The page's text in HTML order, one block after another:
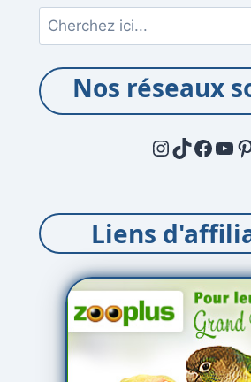
Rechercher
Nos réseaux
TikTok
Liens